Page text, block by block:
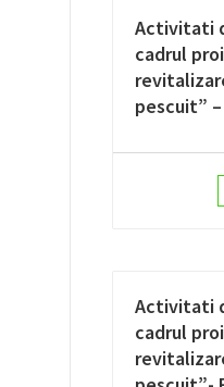
Activitati
cadrul
pescuit” –
Activitati
cadrul